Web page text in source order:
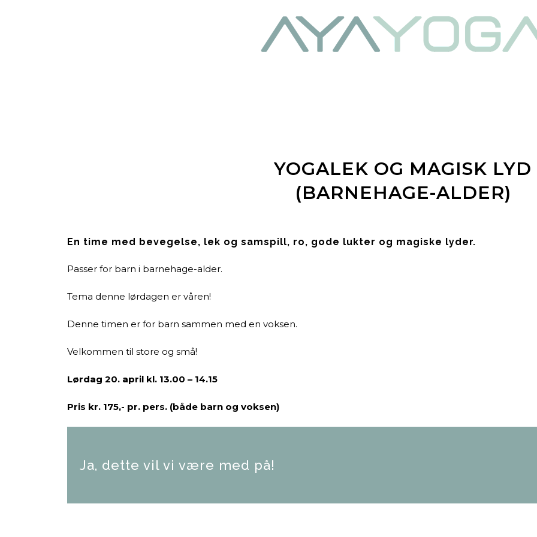
YOGALEK OG MAGISK LYD
(BARNEHAGE-ALDER)
En time med bevegelse, lek og samspill, ro, gode lukter og magiske lyder.
Passer for barn i barnehage-alder.
Tema denne lørdagen er våren!
Denne timen er for barn sammen med en voksen.
Velkommen til store og små!
Lørdag 20. april kl. 13.00 – 14.15
Pris kr. 175,- pr. pers. (både barn og voksen)
Ja, dette vil vi være med på!